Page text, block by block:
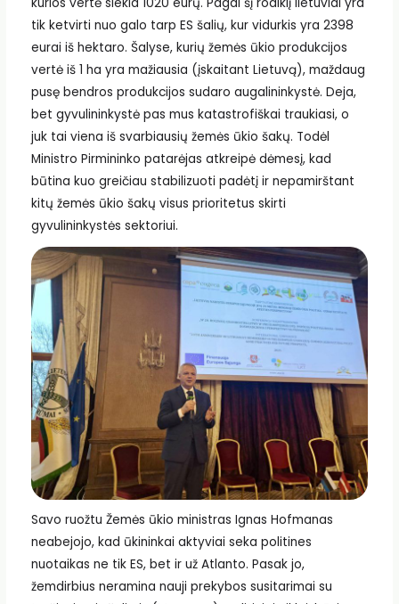
tik ketvirti nuo galo tarp ES šalių, kur vidurkis yra 2398
eurai iš hektaro. Šalyse, kurių žemės ūkio produkcijos
vertė iš 1 ha yra mažiausia (įskaitant Lietuvą), maždaug
pusę bendros produkcijos sudaro augalininkystė. Deja,
bet gyvulininkystė pas mus katastrofiškai traukiasi, o
juk tai viena iš svarbiausių žemės ūkio šakų. Todėl
Ministro Pirmininko patarėjas atkreipė dėmesį, kad
būtina kuo greičiau stabilizuoti padėtį ir nepamirštant
kitų žemės ūkio šakų visus prioritetus skirti
gyvulininkystės sektoriui.
Savo ruožtu Žemės ūkio ministras Ignas Hofmanas
neabejojo, kad ūkininkai aktyviai seka politines
nuotaikas ne tik ES, bet ir už Atlanto. Pasak jo,
žemdirbius neramina nauji prekybos susitarimai su